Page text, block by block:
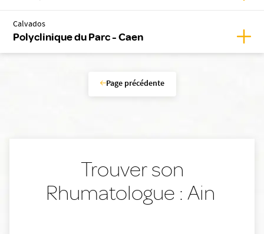
Calvados
Polyclinique du Parc - Caen
Page précédente
Trouver son
Rhumatologue : Ain